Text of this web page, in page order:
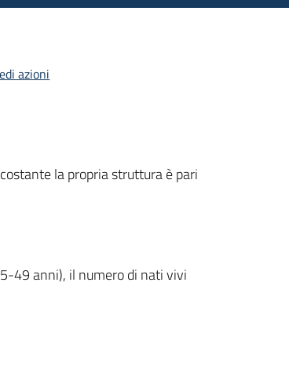
azioni
la propria struttura è pari
49 anni), il numero di nati vivi